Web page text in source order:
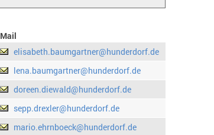
Mail
elisabeth.baumgartner@hunderdorf.de
lena.baumgartner@hunderdorf.de
doreen.diewald@hunderdorf.de
sepp.drexler@hunderdorf.de
mario.ehrnboeck@hunderdorf.de